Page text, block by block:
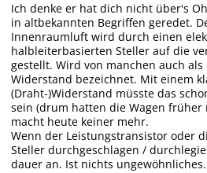
Ich denke er hat dich nicht über's
in altbekannten Begriffen geredet.
Innenraumluft wird durch einen
halbleiterbasierten Steller auf die
gestellt. Wird von manchen auch
Widerstand bezeichnet. Mit einem
(Draht-)Widerstand müsste das
sein (drum hatten die Wagen früher
macht heute keiner mehr.
Wenn der Leistungstransistor oder
Steller durchgeschlagen /
dauer an. Ist nichts ungewöhnliches.